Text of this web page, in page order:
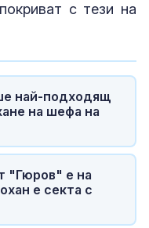
с тези на
най-подходящ
на шефа на
"Гюров" е на
е секта с